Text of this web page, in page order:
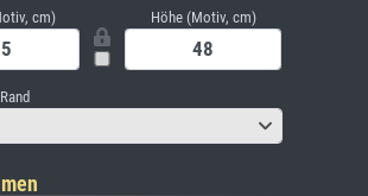
cm) Höhe (Motiv, cm)